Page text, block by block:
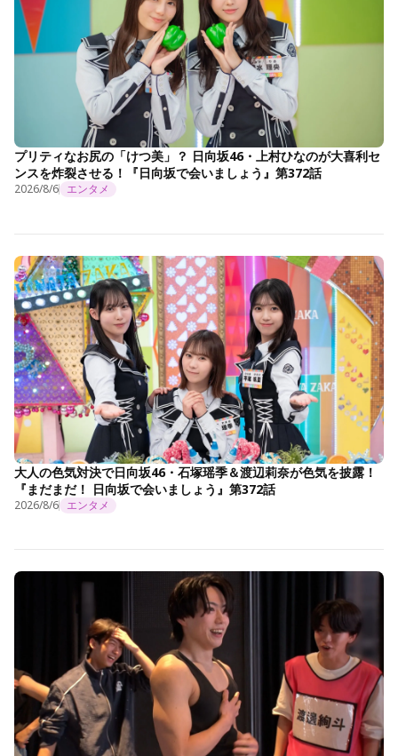
プリティなお尻の「けつ美」？ 日向坂46・上村ひなのが大喜利セ
ンスを炸裂させる！『日向坂で会いましょう』第372話
2026/8/6 エンタメ
大人の色気対決で日向坂46・石塚瑶季＆渡辺莉奈が色気を披露！
『まだまだ！ 日向坂で会いましょう』第372話
2026/8/6 エンタメ